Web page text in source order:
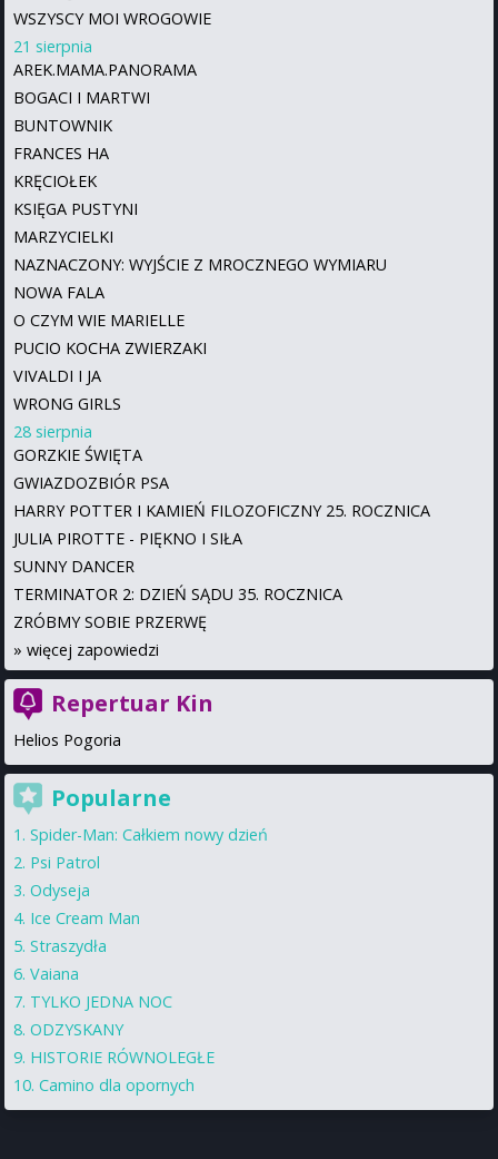
WSZYSCY MOI WROGOWIE
21 sierpnia
AREK.MAMA.PANORAMA
BOGACI I MARTWI
BUNTOWNIK
FRANCES HA
KRĘCIOŁEK
KSIĘGA PUSTYNI
MARZYCIELKI
NAZNACZONY: WYJŚCIE Z MROCZNEGO WYMIARU
NOWA FALA
O CZYM WIE MARIELLE
PUCIO KOCHA ZWIERZAKI
VIVALDI I JA
WRONG GIRLS
28 sierpnia
GORZKIE ŚWIĘTA
GWIAZDOZBIÓR PSA
HARRY POTTER I KAMIEŃ FILOZOFICZNY 25. ROCZNICA
JULIA PIROTTE - PIĘKNO I SIŁA
SUNNY DANCER
TERMINATOR 2: DZIEŃ SĄDU 35. ROCZNICA
ZRÓBMY SOBIE PRZERWĘ
» więcej zapowiedzi
Repertuar Kin
Helios Pogoria
Popularne
Spider-Man: Całkiem nowy dzień
Psi Patrol
Odyseja
Ice Cream Man
Straszydła
Vaiana
TYLKO JEDNA NOC
ODZYSKANY
HISTORIE RÓWNOLEGŁE
Camino dla opornych